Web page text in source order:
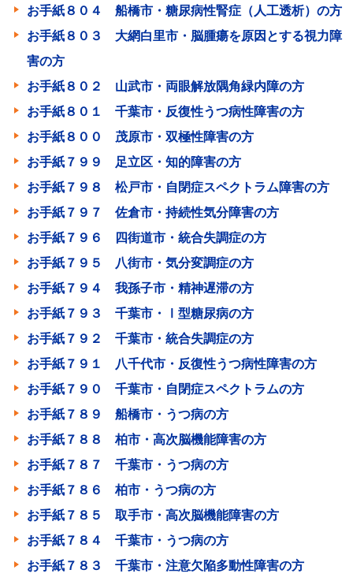
お手紙８０４ 船橋市・糖尿病性腎症（人工透析）の方
お手紙８０３ 大網白里市・脳腫瘍を原因とする視力障
害の方
お手紙８０２ 山武市・両眼解放隅角緑内障の方
お手紙８０１ 千葉市・反復性うつ病性障害の方
お手紙８００ 茂原市・双極性障害の方
お手紙７９９ 足立区・知的障害の方
お手紙７９８ 松戸市・自閉症スペクトラム障害の方
お手紙７９７ 佐倉市・持続性気分障害の方
お手紙７９６ 四街道市・統合失調症の方
お手紙７９５ 八街市・気分変調症の方
お手紙７９４ 我孫子市・精神遅滞の方
お手紙７９３ 千葉市・Ⅰ型糖尿病の方
お手紙７９２ 千葉市・統合失調症の方
お手紙７９１ 八千代市・反復性うつ病性障害の方
お手紙７９０ 千葉市・自閉症スペクトラムの方
お手紙７８９ 船橋市・うつ病の方
お手紙７８８ 柏市・高次脳機能障害の方
お手紙７８７ 千葉市・うつ病の方
お手紙７８６ 柏市・うつ病の方
お手紙７８５ 取手市・高次脳機能障害の方
お手紙７８４ 千葉市・うつ病の方
お手紙７８３ 千葉市・注意欠陥多動性障害の方